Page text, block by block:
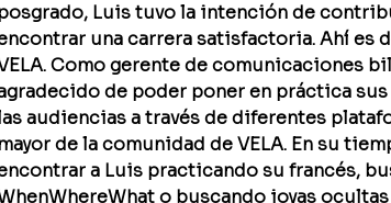
Luis tuvo la intención de
una carrera satisfactoria. Ahí es
Como gerente de comunicaciones
de poder poner en práctica
audiencias a través de diferentes
de la comunidad de VELA. En su
a Luis practicando su francés,
o buscando joyas